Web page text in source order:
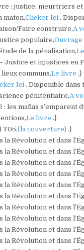
: justice, meurtriers
maton,Clicker Ici.
Faire construire,A
populaire,Ouvrage
de la pénalisation,
Justice et injustices en
communs,Le livre.}
Ici. Disponible
pénitentiaire,A
les mafias s’emparent
Le livre.}
T05,(la couverture).}
la Révolution et dans
la Révolution et dans
la Révolution et dans
la Révolution et dans
la Révolution et dans
la Révolution et dans
la Révolution et dans
la Révolution et dans
la Révolution et dans
la Révolution et dans